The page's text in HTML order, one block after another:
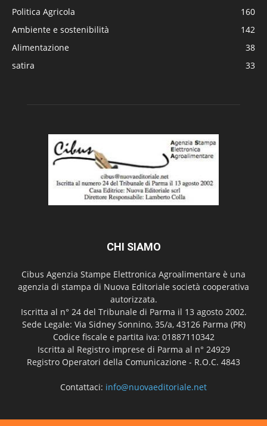
Politica Agricola
160
Ambiente e sostenibilità
142
Alimentazione
38
satira
33
CHI SIAMO
Cibus Agenzia Stampe Elettronica Agroalimentare è una
agenzia di stampa di Nuova Editoriale società cooperativa
autorizzata.
Iscritta al n° 24 del Tribunale di Parma il 13 agosto 2002.
Sede Legale: Via Sidney Sonnino, 35/a, 43126 Parma (PR)
Codice fiscale e partita iva: 01887110342
Iscritta al Registro imprese di Parma al n° 24929
Registro Operatori della Comunicazione - R.O.C. 4843
Contattaci: info@nuovaeditoriale.net